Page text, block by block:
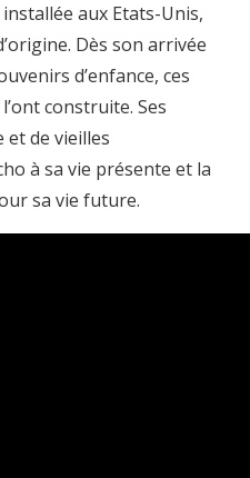
aux Etats-Unis,
Dès son arrivée
d’enfance, ces
construite. Ses
et de vieilles
à sa vie présente et la
sa vie future.